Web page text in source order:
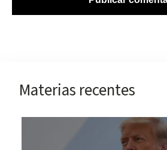
Materias recentes